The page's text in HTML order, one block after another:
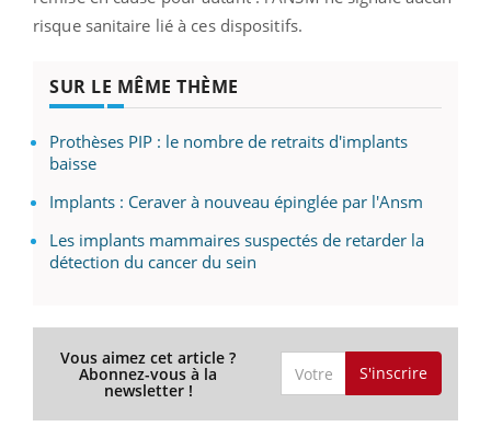
risque sanitaire lié à ces dispositifs.
SUR LE MÊME THÈME
Prothèses PIP : le nombre de retraits d'implants
baisse
Implants : Ceraver à nouveau épinglée par l'Ansm
Les implants mammaires suspectés de retarder la
détection du cancer du sein
Vous aimez cet article ?
Abonnez-vous à la
newsletter !
S'inscrire